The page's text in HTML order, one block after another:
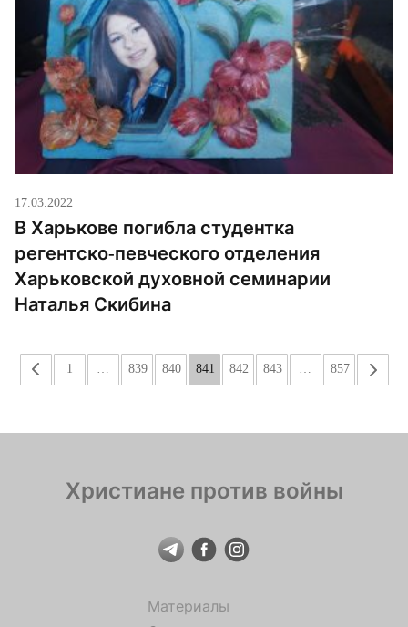
17.03.2022
В Харькове погибла студентка
регентско-певческого отделения
Харьковской духовной семинарии
Наталья Скибина
« 1 … 839 840 841 842 843 … 857 »
Христиане против войны
Материалы